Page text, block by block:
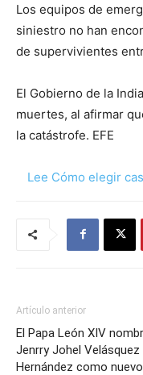
Los equipos de
siniestro no han
de supervivientes
El Gobierno de la
muertes, al afirmar
la catástrofe. EFE
Lee Cómo elegir
Artículo anterior
El Papa León XIV
Jenrry Johel Velásquez
Hernández como nuevo